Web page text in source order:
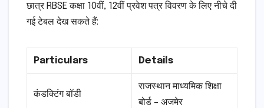
छात्र RBSE कक्षा 10वीं, 12वीं प्रवेश पत्र विवरण के लिए नीचे दी
गई टेबल देख सकते हैं:
Particulars Details
कंडक्टिंग बॉडी
राजस्थान माध्यमिक शिक्षा
बोर्ड – अजमेर